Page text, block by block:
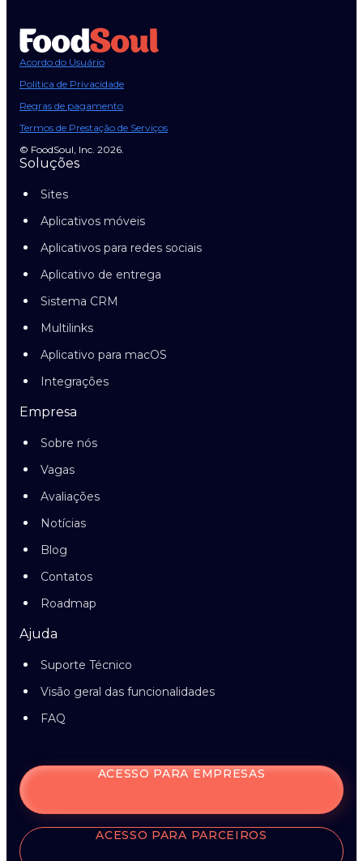
Acordo do Usuário
Política de Privacidade
Regras de pagamento
Termos de Prestação de Serviços
© FoodSoul, Inc. 2026.
Soluções
Sites
Aplicativos móveis
Aplicativos para redes sociais
Aplicativo de entrega
Sistema CRM
Multilinks
Aplicativo para macOS
Integrações
Empresa
Sobre nós
Vagas
Avaliações
Notícias
Blog
Contatos
Roadmap
Ajuda
Suporte Técnico
Visão geral das funcionalidades
FAQ
ACESSO PARA EMPRESAS
ACESSO PARA PARCEIROS